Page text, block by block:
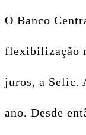
O Banco
flexibilização
juros, a Selic.
ano. Desde